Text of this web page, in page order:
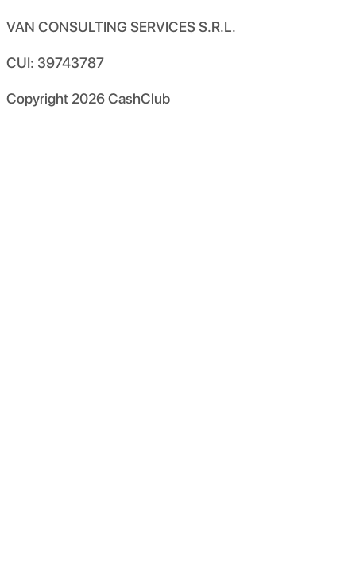
VAN CONSULTING SERVICES S.R.L.
CUI: 39743787
Copyright 2026CashClub